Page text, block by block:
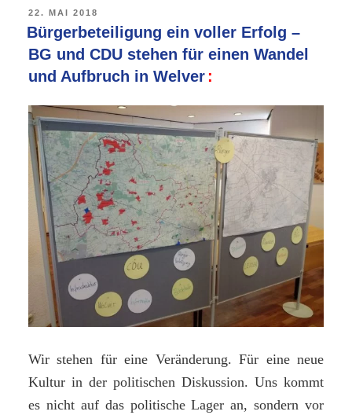
VERÖFFENTLICHT
AM
22. MAI 2018
Bürgerbeteiligung ein voller Erfolg –
BG und CDU stehen für einen Wandel
und Aufbruch in Welver
Wir stehen für eine Veränderung. Für eine neue
Kultur in der politischen Diskussion. Uns kommt
es nicht auf das politische Lager an, sondern vor